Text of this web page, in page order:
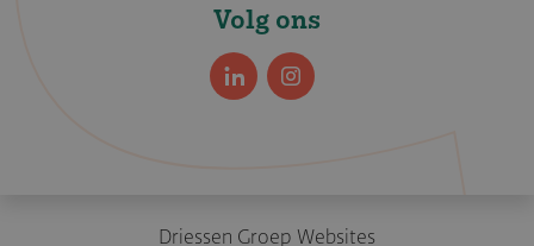
Volg ons
Driessen Groep Websites